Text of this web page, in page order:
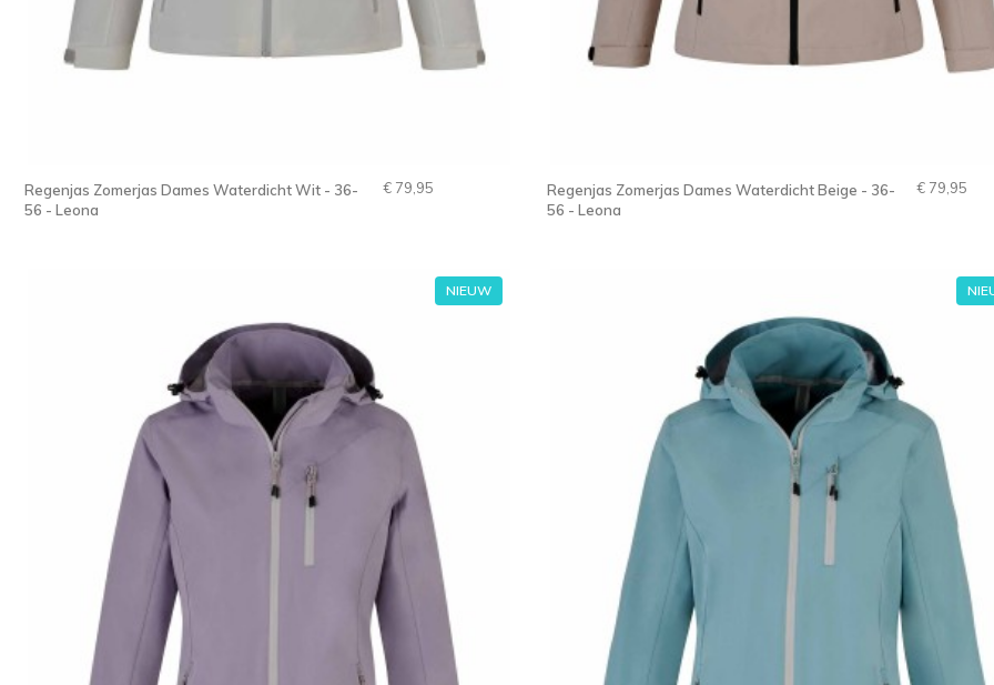
Regenjas Zomerjas Dames Waterdicht Wit - 36-
56 - Leona
€ 79,95
Regenjas Zomerjas Dames Waterdicht Beige - 36-
56 - Leona
€ 79,95
NIEUW